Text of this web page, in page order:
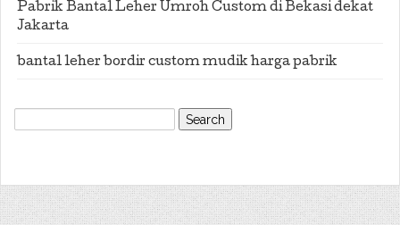
Pabrik Bantal Leher Umroh Custom di Bekasi dekat
Jakarta
bantal leher bordir custom mudik harga pabrik
Search
for: